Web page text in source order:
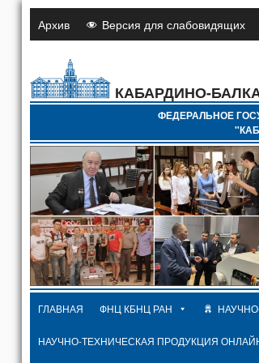
Архив Версия для слабовидящих
КАБАРДИНО-
ФЕДЕРАЛЬНОЕ
ГЛАВНАЯ ФНЦ КБНЦ РАН
НАУЧНО-ТЕХНИЧЕСКАЯ ПРОДУКЦИЯ